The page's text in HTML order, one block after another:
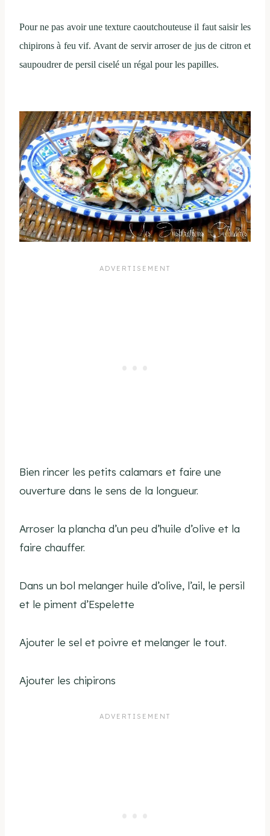
Pour ne pas avoir une texture caoutchouteuse il faut saisir les
chipirons à feu vif. Avant de servir arroser de jus de citron et
saupoudrer de persil ciselé un régal pour les papilles.
Bien rincer les petits calamars et faire une
ouverture dans le sens de la longueur.
Arroser la plancha d’un peu d’huile d’olive et la
faire chauffer.
Dans un bol melanger huile d’olive, l’ail, le persil
et le piment d’Espelette
Ajouter le sel et poivre et melanger le tout.
Ajouter les chipirons